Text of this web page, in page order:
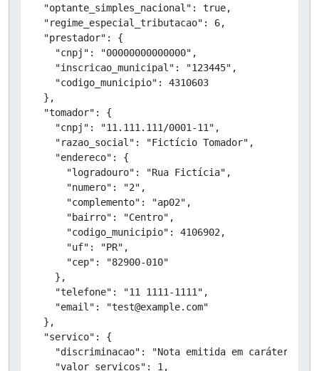
  "optante_simples_nacional": true,
  "regime_especial_tributacao": 6,
  "prestador": {
    "cnpj": "00000000000000",
    "inscricao_municipal": "123445",
    "codigo_municipio": 4310603
  },
  "tomador": {
    "cnpj": "11.111.111/0001-11",
    "razao_social": "Fictício Tomador",
    "endereco": {
      "logradouro": "Rua Fictícia",
      "numero": "2",
      "complemento": "ap02",
      "bairro": "Centro",
      "codigo_municipio": 4106902,
      "uf": "PR",
      "cep": "82900-010"
    },
    "telefone": "11 1111-1111",
    "email": "test@example.com"
  },
  "servico": {
"discriminacao": "Nota emitida em caráter de
    "valor_servicos": 1,